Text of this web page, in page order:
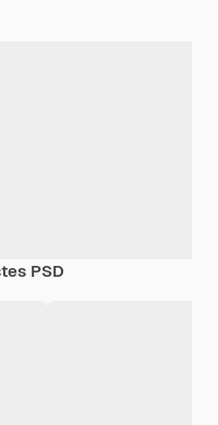
PSD